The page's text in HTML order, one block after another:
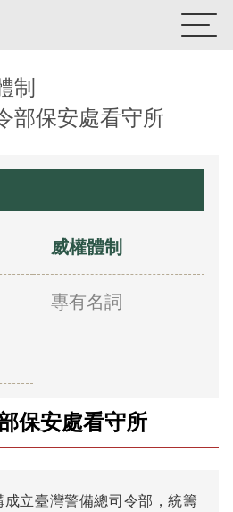
李舜治 鹿窟事件
安康接待室
制
部保安處看守所
威權體制
專有名詞
保安處看守所
立臺灣警備總司令部，統籌